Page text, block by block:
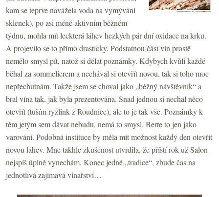
kam se teprve navážela voda na vymývání
sklenek), po asi méně aktivním běžném
týdnu, mohla mít leckterá láhev hezkých pár dní oxidace na krku.
A projevilo se to přímo drasticky. Podstatnou část vín prostě
nemělo smysl pít, natož si dělat poznámky. Kdybych kvůli každé
běhal za sommelierem a nechával si otevřít novou, tak si toho moc
nepřechutnám. Takže jsem se choval jako „běžný návštěvník“ a
bral vína tak, jak byla prezentována. Snad jednou si nechal něco
otevřít (tuším ryzlink z Roudnice), ale to je tak vše. Poznámky k
těm jetým sem dávat nebudu, nemá to smysl. Berte to jen jako
varování. Podobná instituce by měla mít možnost každý den otevřít
novou láhev. Mne takhle zkušenost utvrdila, že příští rok už Salon
nejspíš úplně vynechám. Konec jedné „tradice“, zbude čas na
jednotlivá zajímavá vinařství…